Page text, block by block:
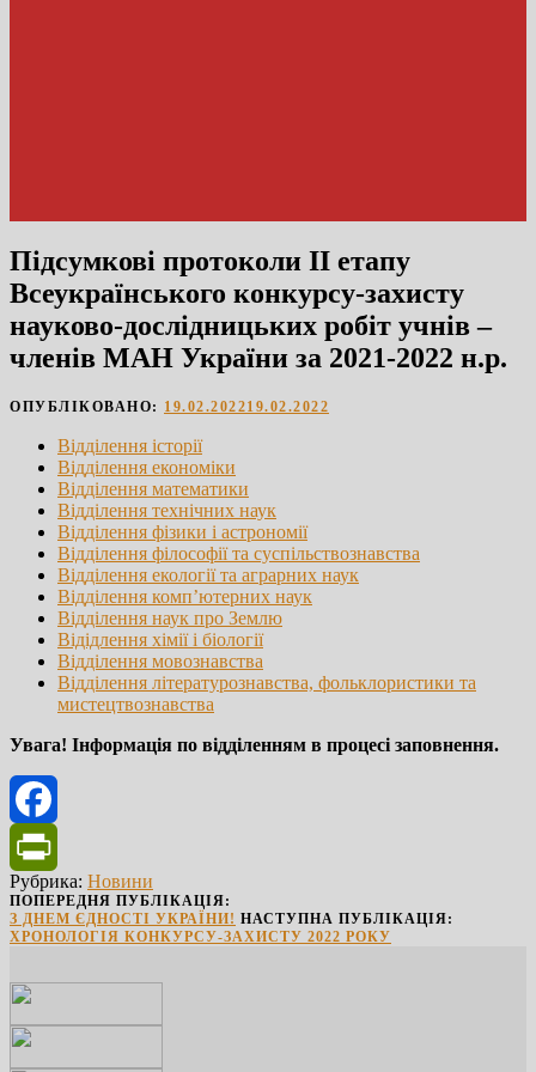
Підсумкові протоколи ІІ етапу
Всеукраїнського конкурсу-захисту
науково-дослідницьких робіт учнів –
членів МАН України за 2021-2022 н.р.
ОПУБЛІКОВАНО: 19.02.202219.02.2022
Вiддiлення iсторiї
Вiддiлення економiки
Вiддiлення математики
Вiддiлення технiчних наук
Вiддiлення фiзики i астрономiї
Вiддiлення фiлософiї та суспiльствознавства
Вiддiлення екологiї та аграрних наук
Відділення комп’ютерних наук
Відділення наук про Землю
Вiдiдлення хiмiї i бiологiї
Вiддiлення мовознавства
Вiддiлення лiтературознавства, фольклористики та
мистецтвознавства
Увага! Інформація по відділенням в процесі заповнення.
Facebook
PrintFriendly
Рубрика: Новини
ПОПЕРЕДНЯ ПУБЛІКАЦІЯ:
З ДНЕМ ЄДНОСТІ УКРАЇНИ! НАСТУПНА ПУБЛІКАЦІЯ:
ХРОНОЛОГІЯ КОНКУРСУ-ЗАХИСТУ 2022 РОКУ